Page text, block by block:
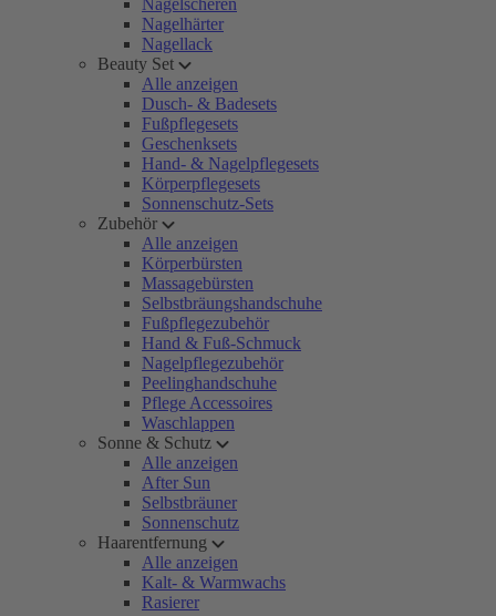
Nagelscheren
Nagelhärter
Nagellack
Beauty Set
Alle anzeigen
Dusch- & Badesets
Fußpflegesets
Geschenksets
Hand- & Nagelpflegesets
Körperpflegesets
Sonnenschutz-Sets
Zubehör
Alle anzeigen
Körperbürsten
Massagebürsten
Selbstbräungshandschuhe
Fußpflegezubehör
Hand & Fuß-Schmuck
Nagelpflegezubehör
Peelinghandschuhe
Pflege Accessoires
Waschlappen
Sonne & Schutz
Alle anzeigen
After Sun
Selbstbräuner
Sonnenschutz
Haarentfernung
Alle anzeigen
Kalt- & Warmwachs
Rasierer